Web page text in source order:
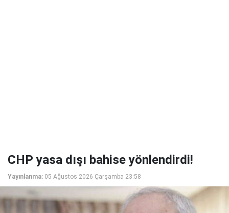
CHP yasa dışı bahise yönlendirdi!
Yayınlanma: 05 Ağustos 2026 Çarşamba 23:58